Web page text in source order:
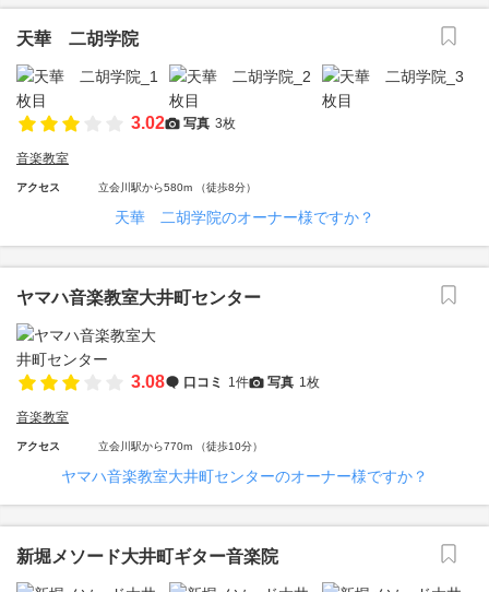
天華 二胡学院
3.02 写真 3枚
音楽教室
アクセス 立会川駅から580m （徒歩8分）
天華 二胡学院のオーナー様ですか？
ヤマハ音楽教室大井町センター
3.08 口コミ 1件 写真 1枚
音楽教室
アクセス 立会川駅から770m （徒歩10分）
ヤマハ音楽教室大井町センターのオーナー様ですか？
新堀メソード大井町ギター音楽院